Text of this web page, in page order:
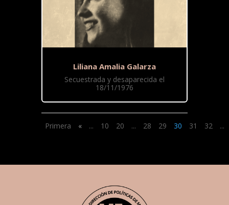
Liliana Amalia Galarza
Secuestrada y desaparecida el
18/11/1976
Primera « ... 10 20 ... 28 29 30 31 32 ...